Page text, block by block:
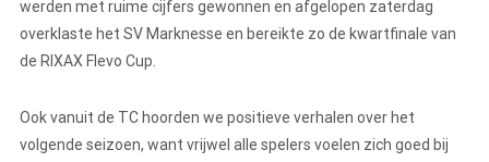
werden met ruime cijfers gewonnen en afgelopen zaterdag
overklaste het SV Marknesse en bereikte zo de kwartfinale van
de RIXAX Flevo Cup.
Ook vanuit de TC hoorden we positieve verhalen over het
volgende seizoen, want vrijwel alle spelers voelen zich goed bij